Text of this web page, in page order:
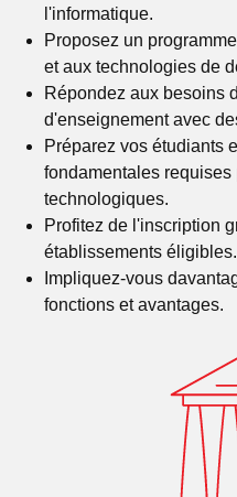
l'informatique.
Proposez un
et aux technologies de
Répondez aux besoins
d'enseignement avec
Préparez vos étudiants
fondamentales
technologiques.
Profitez de l'inscription
établissements éligibles.
Impliquez-vous
fonctions et avantages.